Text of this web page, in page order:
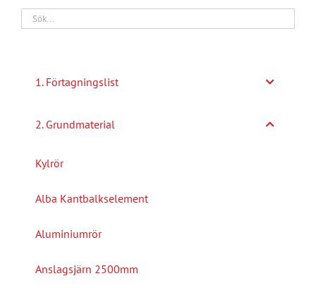
1. Förtagningslist
2. Grundmaterial
Kylrör
Alba Kantbalkselement
Aluminiumrör
Anslagsjärn 2500mm